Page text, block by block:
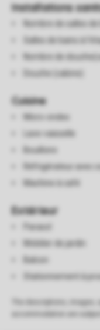
Installations
Nombre de salles de
Salles de bains à
Nombre de
Douche (cabine)
Cuisine
Micro-ondes
Lave-vaisselle
Bouilloire
Réfrigérateur avec
Machine à café
Extérieur
Parasol
Mobilier de jardin
Balcon
Stationnement à